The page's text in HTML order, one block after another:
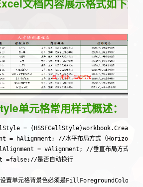
文档内容展示格式如下如
单元格常用样式概述：
=
= hAlignment; //水平布局方式（
= vAlignment; //垂直布局方式（
=false;//是否自动换行
设置单元格背景色必须是FillForegroundColor和